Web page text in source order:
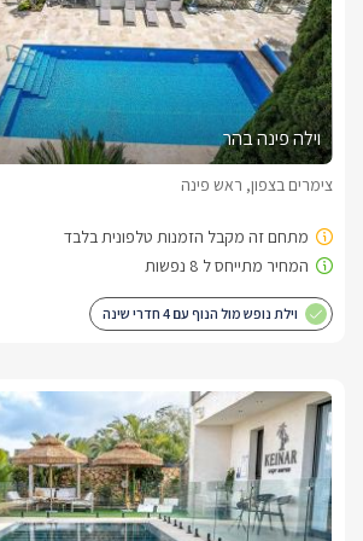
ארוחות ועיסויים הינם בתיאום ותשלום נפרד.
נוף מהמתחם
וילה פינה בהר
צימרים בצפון, ראש פינה
וילת נופש מול הנוף עם 4 חדרי שינה